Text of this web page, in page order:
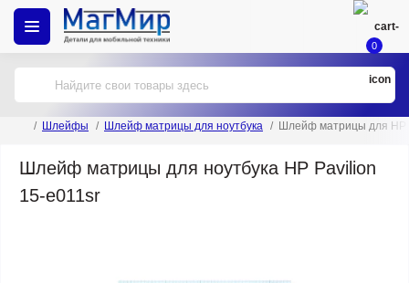
0
Шлейфы Шлейф матрицы для ноутбука Шлейф матрицы для HP
Шлейф матрицы для ноутбука HP Pavilion
15-e011sr